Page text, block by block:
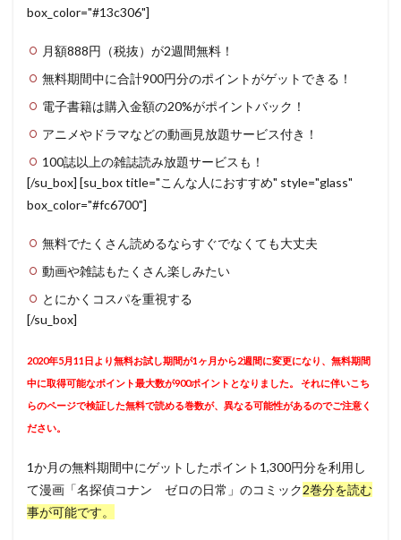
box_color="#13c306"]
月額888円（税抜）が2週間無料！
無料期間中に合計900円分のポイントがゲットできる！
電子書籍は購入金額の20%がポイントバック！
アニメやドラマなどの動画見放題サービス付き！
100誌以上の雑誌読み放題サービスも！
[/su_box] [su_box title="こんな人におすすめ" style="glass"
box_color="#fc6700"]
無料でたくさん読めるならすぐでなくても大丈夫
動画や雑誌もたくさん楽しみたい
とにかくコスパを重視する
[/su_box]
2020年5月11日より無料お試し期間が1ヶ月から2週間に変更になり、無料期間
中に取得可能なポイント最大数が900ポイントとなりました。 それに伴いこち
らのページで検証した無料で読める巻数が、異なる可能性があるのでご注意く
ださい。
1か月の無料期間中にゲットしたポイント1,300円分を利用し
て漫画「名探偵コナン ゼロの日常」のコミック2巻分を読む
事が可能です。